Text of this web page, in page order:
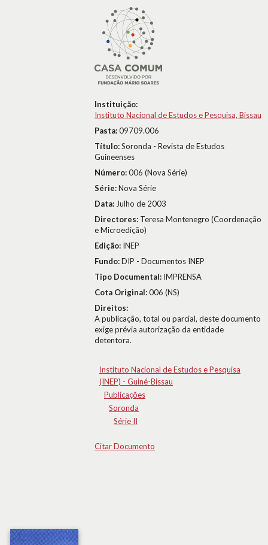
Instituição:
Instituto Nacional de Estudos e Pesquisa, Bissau
Pasta:09709.006
Título:Soronda - Revista de Estudos
Guineenses
Número:006 (Nova Série)
Série:Nova Série
Data: Julho de 2003
Directores: Teresa Montenegro (Coordenação
e Microedição)
Edição: INEP
Fundo:DIP - Documentos INEP
Tipo Documental: IMPRENSA
Cota Original:006 (NS)
Direitos:
A publicação, total ou parcial, deste documento
exige prévia autorização da entidade
detentora.
Instituto Nacional de Estudos e Pesquisa
(INEP) - Guiné-Bissau
Publicações
Soronda
Série II
Citar Documento